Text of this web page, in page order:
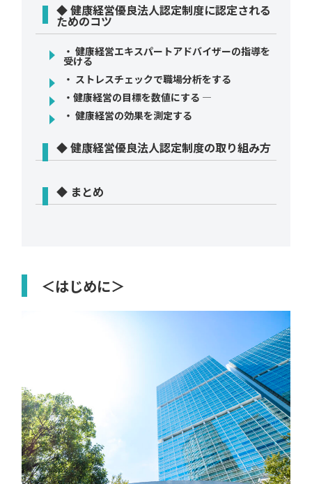
◆ 健康経営優良法人認定制度に認定される
ためのコツ
・ 健康経営エキスパートアドバイザーの指導を
受ける
・ ストレスチェックで職場分析をする
・健康経営の目標を数値にする ―
・ 健康経営の効果を測定する
◆ 健康経営優良法人認定制度の取り組み方
◆ まとめ
＜はじめに＞